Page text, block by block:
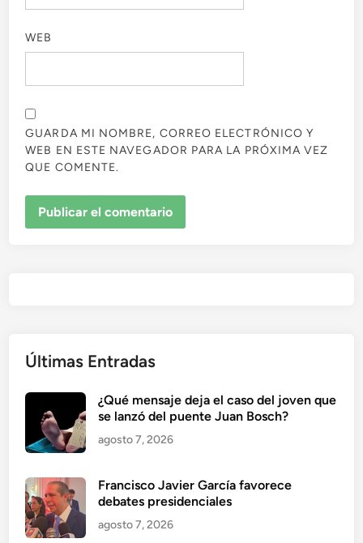
WEB
GUARDA MI NOMBRE, CORREO ELECTRÓNICO Y
WEB EN ESTE NAVEGADOR PARA LA PRÓXIMA VEZ
QUE COMENTE.
Últimas Entradas
¿Qué mensaje deja el caso del joven que
se lanzó del puente Juan Bosch?
agosto 7, 2026
Francisco Javier García favorece
debates presidenciales
agosto 7, 2026